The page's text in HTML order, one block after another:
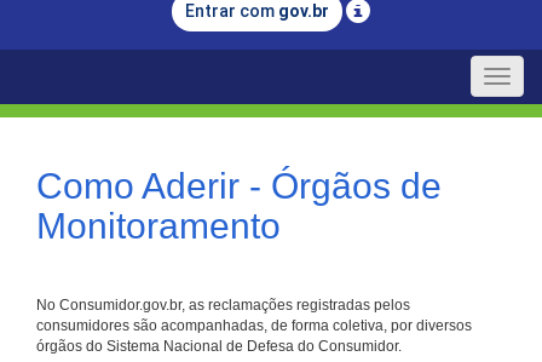
Legislação
Entrar com gov.br
Toggle
Como Aderir - Órgãos de
Monitoramento
No Consumidor.gov.br, as reclamações registradas pelos
consumidores são acompanhadas, de forma coletiva, por diversos
órgãos do Sistema Nacional de Defesa do Consumidor.